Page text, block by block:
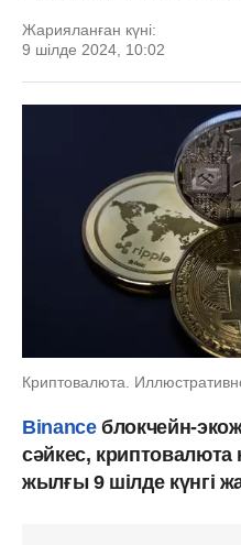
Жарияланған күні:
9 шілде 2024, 10:02
Криптовалюта.
Binanceблокчейн-
сәйкес,
жылғы 9 шілде күнгі